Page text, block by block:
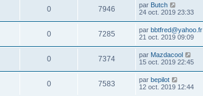
0 7946 par Butch
24 oct. 2019 23:33
0 7285 par bbtfred@yahoo.fr
21 oct. 2019 09:09
0 7374 par Mazdacool
15 oct. 2019 22:45
0 7583 par bepilot
12 oct. 2019 12:44